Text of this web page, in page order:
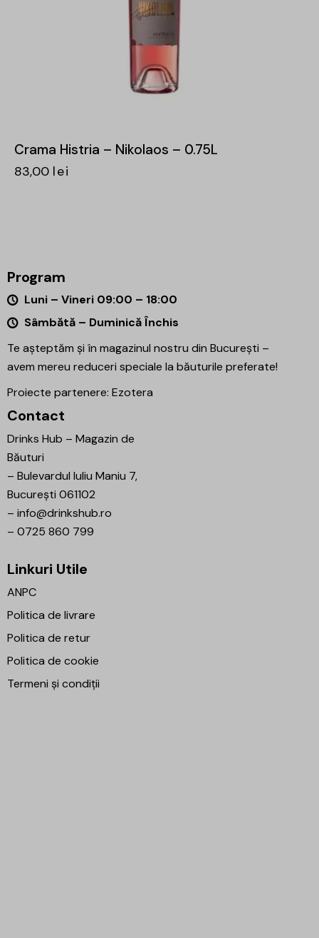
Crama Histria – Nikolaos – 0.75L
83,00 lei
Program
Luni – Vineri 09:00 – 18:00
Sâmbătă – Duminică Închis
Te așteptăm și în magazinul nostru din București –
avem mereu reduceri speciale la băuturile preferate!
Proiecte partenere: Ezotera
Contact
Drinks Hub – Magazin de
Băuturi
– Bulevardul Iuliu Maniu 7,
București 061102
– info@drinkshub.ro
– 0725 860 799
Linkuri Utile
ANPC
Politica de livrare
Politica de retur
Politica de cookie
Termeni și condiții